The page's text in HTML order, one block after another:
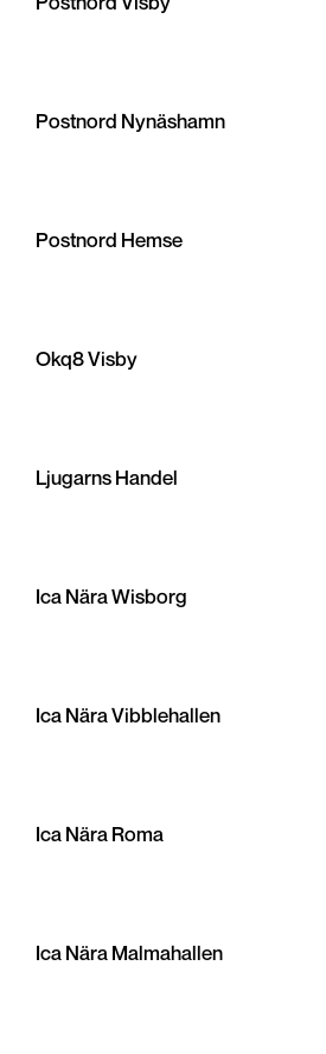
Postnord Nynäshamn
Postnord Hemse
Okq8 Visby
Ljugarns Handel
Ica Nära Wisborg
Ica Nära Vibblehallen
Ica Nära Roma
Ica Nära Malmahallen